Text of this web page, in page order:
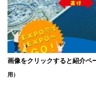
画像をクリックすると紹介ペ
用）